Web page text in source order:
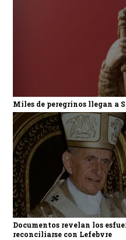
Miles de peregrinos llegan a
Documentos revelan los
reconciliarse con Lefebvre